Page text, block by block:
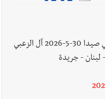
مصادر مواكبةوفاة أحمد سعيد الزغبي - التعازي في صيدا 30-5-2026 آل الزعبي
- جريدة